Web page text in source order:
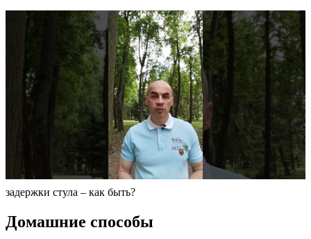
задержки стула – как быть?
Домашние способы